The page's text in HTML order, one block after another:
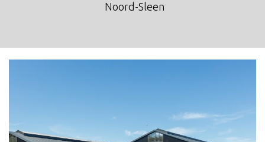
Noord-Sleen